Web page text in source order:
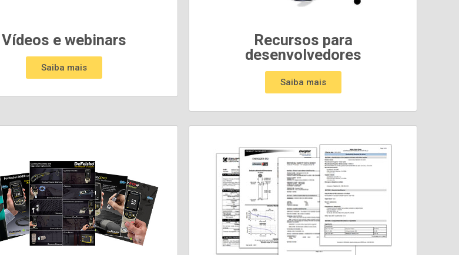
Vídeos e webinars
Saiba mais
Recursos para
desenvolvedores
Saiba mais